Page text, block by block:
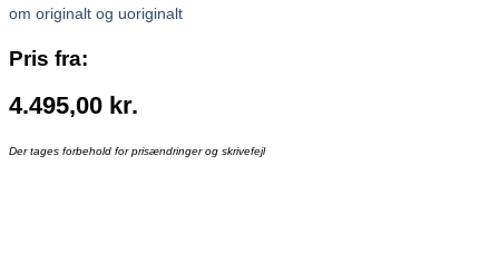
om originalt og uoriginalt
Pris fra:
4.495,00 kr.
Der tages forbehold for prisændringer og skrivefejl